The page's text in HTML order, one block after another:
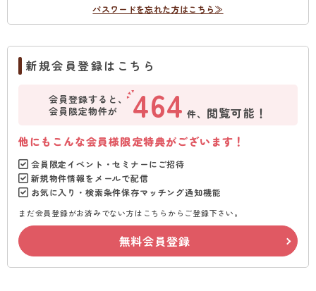
パスワードを忘れた方はこちら≫
新規会員登録はこちら
会員登録すると、
会員限定物件が
464 件、 閲覧可能！
他にもこんな会員様限定特典がございます！
会員限定イベント・セミナーにご招待
新規物件情報をメールで配信
お気に入り・検索条件保存マッチング通知機能
まだ会員登録がお済みでない方はこちらからご登録下さい。
無料会員登録